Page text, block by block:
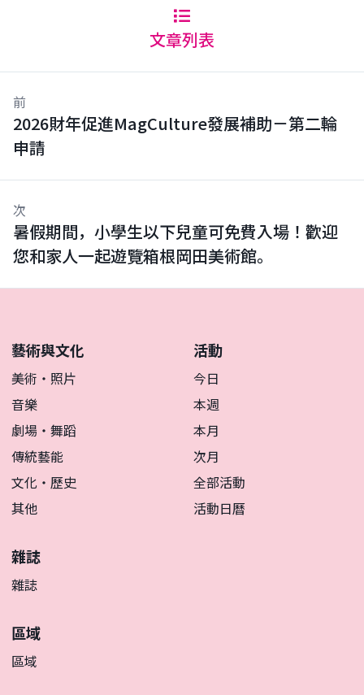
文章列表
前
2026財年促進MagCulture發展補助－第二輪
申請
次
暑假期間，小學生以下兒童可免費入場！歡迎
您和家人一起遊覽箱根岡田美術館。
藝術與文化
美術・照片
音樂
劇場・舞蹈
傳統藝能
文化・歷史
其他
活動
今日
本週
本月
次月
全部活動
活動日曆
雜誌
雜誌
區域
區域